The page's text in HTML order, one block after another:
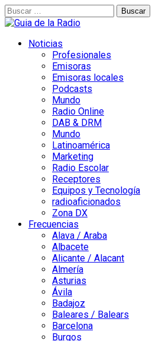
Buscar:
Noticias
Profesionales
Emisoras
Emisoras locales
Podcasts
Mundo
Radio Online
DAB & DRM
Mundo
Latinoamérica
Marketing
Radio Escolar
Receptores
Equipos y Tecnología
radioaficionados
Zona DX
Frecuencias
Alava / Araba
Albacete
Alicante / Alacant
Almería
Asturias
Ávila
Badajoz
Baleares / Balears
Barcelona
Burgos